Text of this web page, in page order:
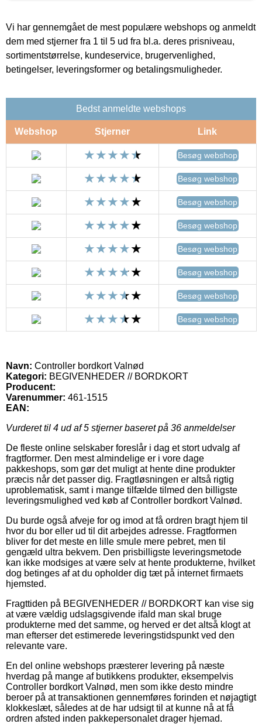
Vi har gennemgået de mest populære webshops og anmeldt
dem med stjerner fra 1 til 5 ud fra bl.a. deres prisniveau,
sortimentstørrelse, kundeservice, brugervenlighed,
betingelser, leveringsformer og betalingsmuligheder.
Bedst anmeldte webshops
Webshop Stjerner Link
Besøg webshop
Besøg webshop
Besøg webshop
Besøg webshop
Besøg webshop
Besøg webshop
Besøg webshop
Besøg webshop
Navn: Controller bordkort Valnød
Kategori: BEGIVENHEDER // BORDKORT
Producent:
Varenummer: 461-1515
EAN:
Vurderet til 4 ud af 5 stjerner baseret på 36 anmeldelser
De fleste online selskaber foreslår i dag et stort udvalg af
fragtformer. Den mest almindelige er i vore dage
pakkeshops, som gør det muligt at hente dine produkter
præcis når det passer dig. Fragtløsningen er altså rigtig
uproblematisk, samt i mange tilfælde tilmed den billigste
leveringsmulighed ved køb af Controller bordkort Valnød.
Du burde også afveje for og imod at få ordren bragt hjem til
hvor du bor eller ud til dit arbejdes adresse. Fragtformen
bliver for det meste en lille smule mere pebret, men til
gengæld ultra bekvem. Den prisbilligste leveringsmetode
kan ikke modsiges at være selv at hente produkterne, hvilket
dog betinges af at du opholder dig tæt på internet firmaets
hjemsted.
Fragttiden på BEGIVENHEDER // BORDKORT kan vise sig
at være vældig udslagsgivende ifald man skal bruge
produkterne med det samme, og herved er det altså klogt at
man efterser det estimerede leveringstidspunkt ved den
relevante vare.
En del online webshops præsterer levering på næste
hverdag på mange af butikkens produkter, eksempelvis
Controller bordkort Valnød, men som ikke desto mindre
beroer på at transaktionen gennemføres forinden et nøjagtigt
klokkeslæt, således at de har udsigt til at kunne nå at få
ordren afsted inden pakkepersonalet drager hjemad.